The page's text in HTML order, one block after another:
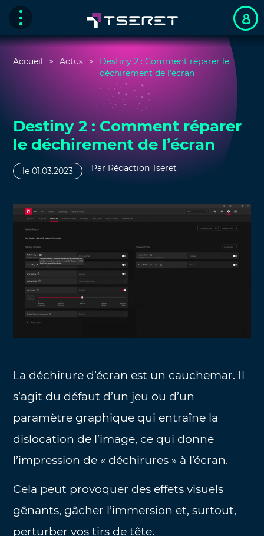
Accueil Actus
Destiny 2 : Comment réparer le
déchirement de l’écran
Destiny 2 : Comment réparer
le déchirement de l’écran
le 01.03.2023 Par Rédaction Tseret
La déchirure d’écran est un cauchemar. Il
s’agit du défaut d’un jeu ou d’un
paramètre graphique qui entraîne la
dislocation de l’image, ce qui donne
l’impression de « déchirures » à l’écran.
Cela peut provoquer des effets visuels
gênants, gâcher l’immersion et, surtout,
perturber vos tirs de tête.